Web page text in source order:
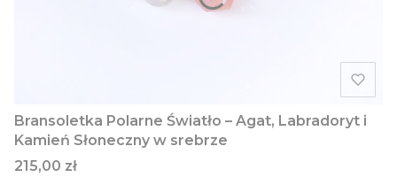
Bransoletka Polarne Światło – Agat, Labradoryt i
Kamień Słoneczny w srebrze
Cena
215,00 zł